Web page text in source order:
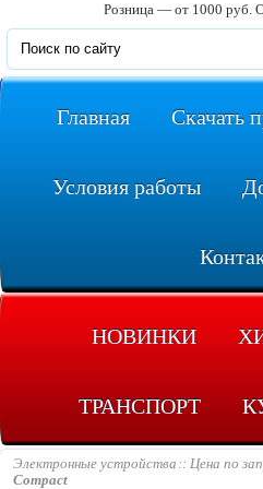
Розница — от 1000 руб.
Главная Скачать
Условия работы
НОВИНКИ
ТРАНСПОРТ
Электронные устройства Цена по
Compact